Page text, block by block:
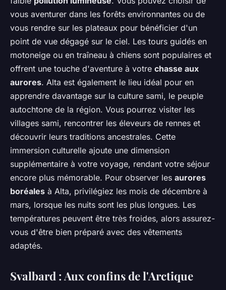
vous aventurer dans les forêts environnantes ou de
vous rendre sur les plateaux pour bénéficier d'un
point de vue dégagé sur le ciel. Les tours guidés en
motoneige ou en traîneau à chiens sont populaires et
offrent une touche d'aventure à votre chasse aux
aurores. Alta est également le lieu idéal pour en
apprendre davantage sur la culture sami, le peuple
autochtone de la région. Vous pourrez visiter les
villages sami, rencontrer les éleveurs de rennes et
découvrir leurs traditions ancestrales. Cette
immersion culturelle ajoute une dimension
supplémentaire à votre voyage, rendant votre séjour
encore plus mémorable. Pour observer les aurores
boréales à Alta, privilégiez les mois de décembre à
mars, lorsque les nuits sont les plus longues. Les
températures peuvent être très froides, alors assurez-
vous d'être bien préparé avec des vêtements
adaptés.
Svalbard : Aux confins de l'Arctique